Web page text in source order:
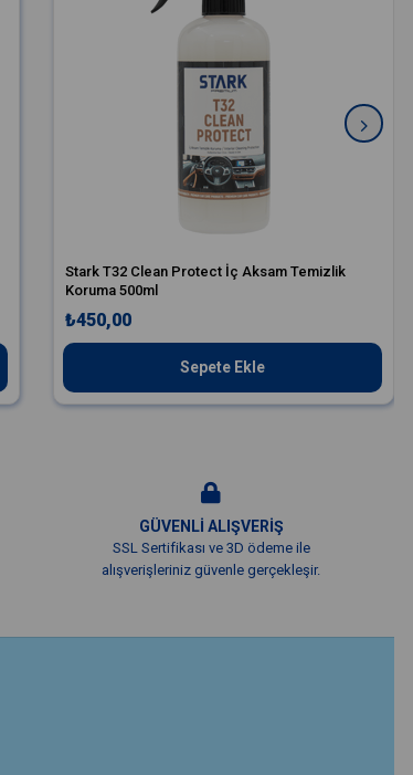
Stark T32 Clean Protect İç Aksam Temizlik
Koruma 500ml
₺450,00
Sepete Ekle
GÜVENLİ ALIŞVERİŞ
SSL Sertifikası ve 3D ödeme ile
alışverişleriniz güvenle gerçekleşir.